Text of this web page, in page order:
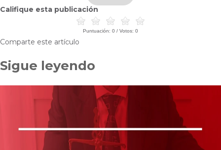
Califique esta publicación
Puntuación: 0 / Votos: 0
Comparte este artículo
Sigue leyendo